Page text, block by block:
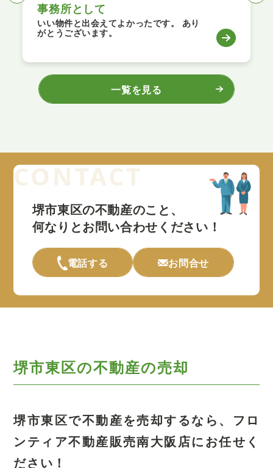
定年退職を機に
笹原様 この度はありがとうございまし
た。 購入か賃貸かを迷っていたところ、
笹原様のお話を聞いて購入に踏み込めまし
一覧を見る
堺市東区の不動産のこと、
何なりとお問い合わせください！
電話する お問合せ
堺市東区の不動産の売却
堺市東区で不動産を売却するなら、 フロ
ンティア不動産販売南大阪店にお任せく
ださい！